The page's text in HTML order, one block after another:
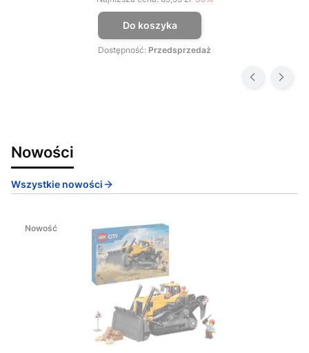
Do koszyka
Dostępność: Przedsprzedaż
Nowości
Wszystkie nowości
Nowość